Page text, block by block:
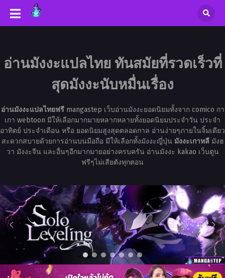
อ่านมังงะแปลไทย ทันสมัยที่รวดเร็วที่
สุดมังงะนับหมื่นเรื่อง
อ่านมังงะแปลไทยฟรีmangastep เว็บอ่านมังงะยอดนิยมทั้งจาก comico กา
เกา webtoon มีให้เลือกมากมายหลากหลายทั้งยอดนิยมประจำวัน ประจำ
อาทิตย์ ประจำเดือน หรือ ยอดนิยมสูงสุดตลอดกาล อ่านง่ายๆภายในจิ้มเดียว
สะดวกสบายด้วยการอ่านบนมือถือ มีให้เลือกทั้งมังงะญี่ปุ่น มังงะเกาหลีมังฮ
วา มังงะจีน และอื่นๆอีกมากมายอย่างครบครัน อ่านมังงะ kakao เว็บตูน
ฟรีๆไม่เสียตังทุกตอน